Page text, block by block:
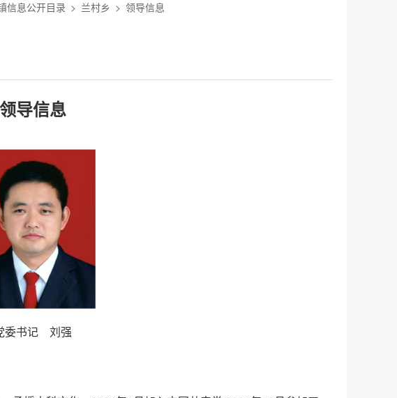
信息公开目录 > 兰村乡 > 领导信息
领导信息
委书记 刘强